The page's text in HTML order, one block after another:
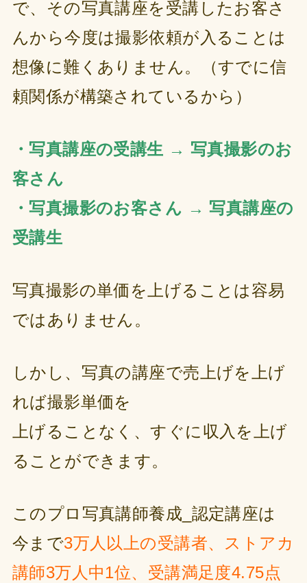
で、その写真講座を受講したお客さ
んから今度は撮影依頼が入ることは
想像に難くありません。（すでに信
頼関係が構築されているから）
・写真講座の受講生 → 写真撮影のお
客さん
・写真撮影のお客さん → 写真講座の
受講生
写真撮影の単価を上げることは容易
ではありません。
しかし、写真の講座で売上げを上げ
れば撮影単価を
上げることなく、すぐに収入を上げ
ることができます。
このプロ写真講師養成_認定講座は
今まで3万人以上の受講者、ストアカ
講師3万人中1位、受講満足度4.75点